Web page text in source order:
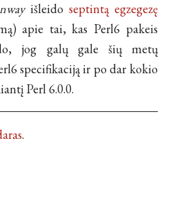
išleido septintą egzegezę
apie tai, kas Perl6 pakeis
jog galų gale šių metų
specifikaciją ir po dar kokio
Perl 6.0.0.
.